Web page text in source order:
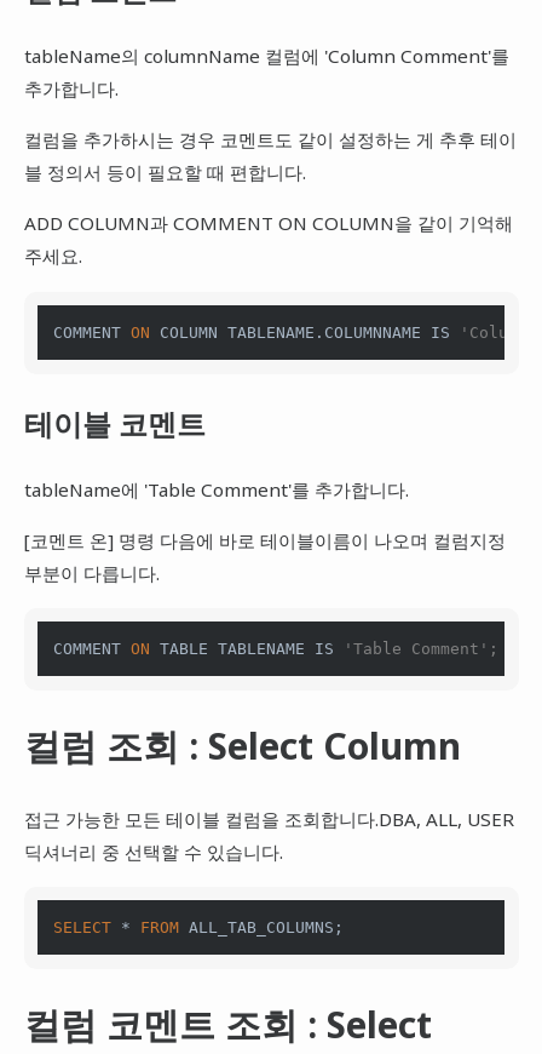
tableName의 columnName 컬럼에 'Column Comment'를
추가합니다.
컬럼을 추가하시는 경우 코멘트도 같이 설정하는 게 추후 테이
블 정의서 등이 필요할 때 편합니다.
ADD COLUMN과 COMMENT ON COLUMN을 같이 기억해
주세요.
COMMENT ON COLUMN TABLENAME.COLUMNNAME IS 'Column
테이블 코멘트
tableName에 'Table Comment'를 추가합니다.
[코멘트 온] 명령 다음에 바로 테이블이름이 나오며 컬럼지정
부분이 다릅니다.
COMMENT ON TABLE TABLENAME IS 'Table Comment';
컬럼 조회 : Select Column
접근 가능한 모든 테이블 컬럼을 조회합니다.DBA, ALL, USER
딕셔너리 중 선택할 수 있습니다.
SELECT * FROM ALL_TAB_COLUMNS;
컬럼 코멘트 조회 : Select